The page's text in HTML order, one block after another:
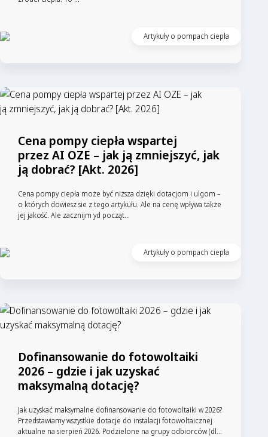
Artykuły o pompach ciepła
Cena pompy ciepła wspartej
przez AI OZE – jak ją zmniejszyć, jak
ją dobrać? [Akt. 2026]
Cena pompy ciepła może być niższa dzięki dotacjom i ulgom –
o których dowiesz sie z tego artykułu. Ale na cenę wpływa także
jej jakość. Ale zacznijm yd począt...
Artykuły o pompach ciepła
Dofinansowanie do fotowoltaiki
2026 – gdzie i jak uzyskać
maksymalną dotację?
Jak uzyskać maksymalne dofinansowanie do fotowoltaiki w 2026?
Przedstawiamy wszystkie dotacje do instalacji fotowoltaicznej
aktualne na sierpień 2026. Podzielone na grupy odbiorców (dl...